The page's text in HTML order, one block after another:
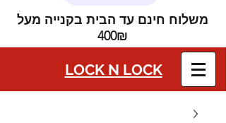
משלוח חינם עד הבית בקנייה מעל
400₪
LOCK N LOCK